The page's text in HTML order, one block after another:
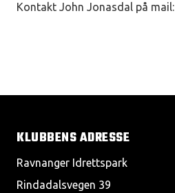
Kontakt John Jonasdal på mail:
KLUBBENS ADRESSE
Ravnanger Idrettspark
Rindadalsvegen 39